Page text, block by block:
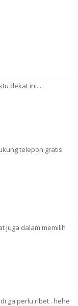
dekat ini....
telepon gratis
juga dalam memilih
ga perlu ribet . hehe